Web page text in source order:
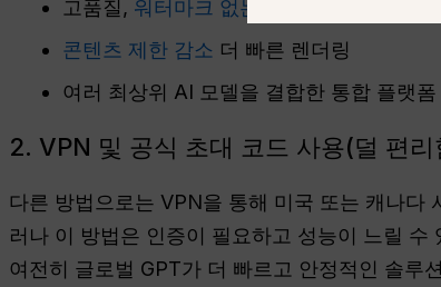
고품질, 워터마크 없는 출력
콘텐츠 제한 감소 더 빠른 렌더링
여러 최상위 AI 모델을 결합한 통합 플랫폼
2. VPN 및 공식 초대 코드 사용(덜 편리
다른 방법으로는 VPN을 통해 미국 또는 캐나다
러나 이 방법은 인증이 필요하고 성능이 느릴
여전히 글로벌 GPT가 더 빠르고 안정적인 솔루